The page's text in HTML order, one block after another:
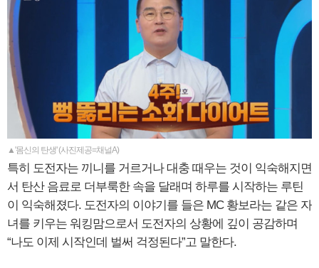
▲'몸신의 탄생' (사진제공=채널A)
특히 도전자는 끼니를 거르거나 대충 때우는 것이 익숙해지면
서 탄산 음료로 더부룩한 속을 달래며 하루를 시작하는 루틴
이 익숙해졌다. 도전자의 이야기를 들은 MC 황보라는 같은 자
녀를 키우는 워킹맘으로서 도전자의 상황에 깊이 공감하며
“나도 이제 시작인데 벌써 걱정된다”고 말한다.